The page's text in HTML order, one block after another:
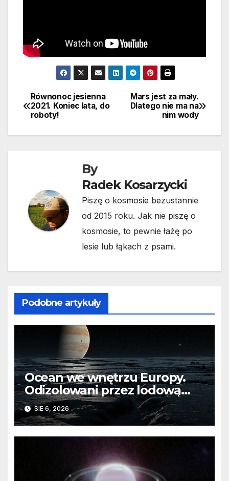
Nawigacja
wpisu
Mars jest za mały.
Dlatego nie ma na
nim wody
Równonoc jesienna
2021. Koniec lata, do
roboty!
By
Radek Kosarzycki
Piszę o kosmosie bezustannie
od 2015 roku. Jak nie piszę o
kosmosie, to pewnie łażę po
lesie lub łąkach z psami.
Podobne artykuły
Ocean we wnętrzu Europy.
Odizolowani przez lodową
barierę
SIE 6, 2026